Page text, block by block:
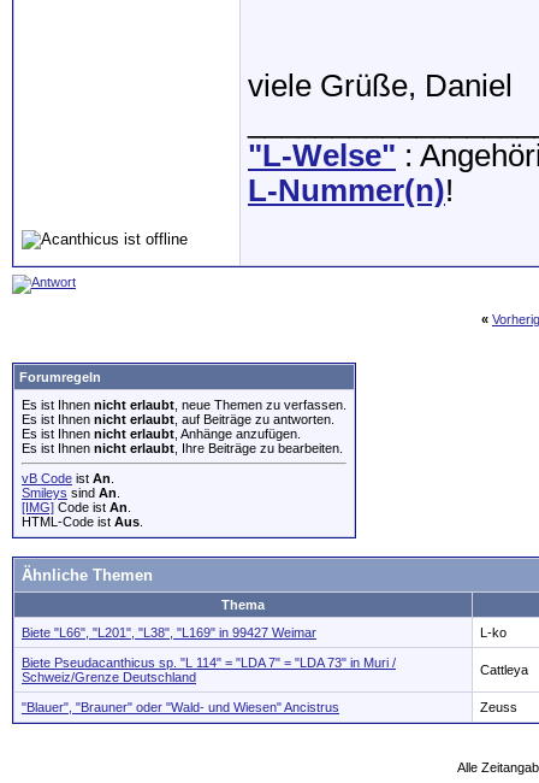
viele Grüße, Daniel
"L-Welse" :
L-Nummer(n)!
«
Forumregeln
Es ist Ihnen nicht erlaubt , neue Themen zu verfassen.
Es ist Ihnen nicht erlaubt , auf Beiträge zu antworten.
Es ist Ihnen nicht erlaubt , Anhänge anzufügen.
Es ist Ihnen nicht erlaubt , Ihre Beiträge zu bearbeiten.
vB Code ist An
Smileys sind An
[IMG] Code ist An
HTML-Code ist Aus
Ähnliche Themen
Thema
Biete "L66", "L201", "L38", "L169" in 99427 Weimar
L-ko
Biete Pseudacanthicus sp. "L 114" = "LDA 7" = "LDA 73" in Muri /
Schweiz/Grenze Deutschland
Cattleya
"Blauer", "Brauner" oder "Wald- und Wiesen" Ancistrus Zeuss
Alle